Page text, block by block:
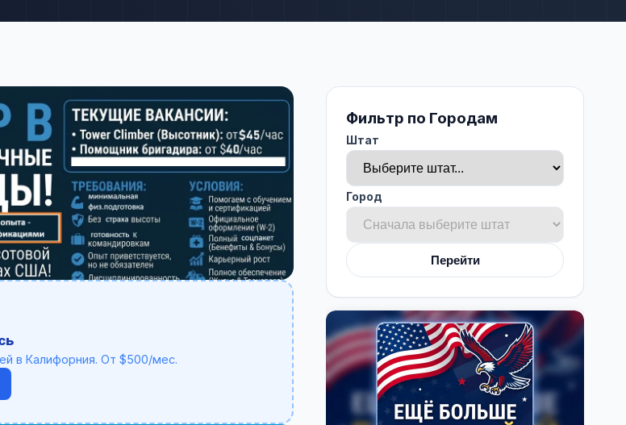
в Калифорния. От $500/мес.
Фильтр по Городам
Штат
Город
Перейти